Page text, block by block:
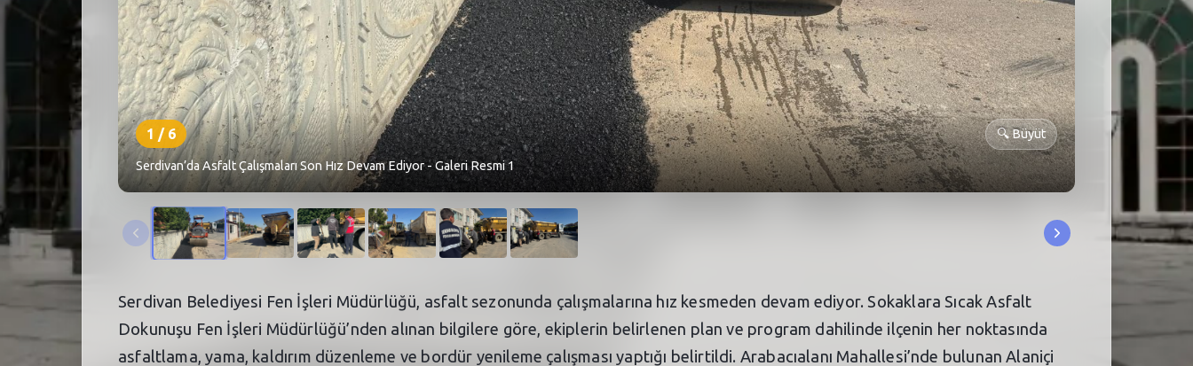
1 / 6 🔍Büyüt
Serdivan’da Asfalt Çalışmaları Son Hız Devam Ediyor - Galeri Resmi 1
Serdivan Belediyesi Fen İşleri Müdürlüğü, asfalt sezonunda çalışmalarına hız kesmeden devam ediyor. Sokaklara Sıcak Asfalt
Dokunuşu Fen İşleri Müdürlüğü’nden alınan bilgilere göre, ekiplerin belirlenen plan ve program dahilinde ilçenin her noktasında
asfaltlama, yama, kaldırım düzenleme ve bordür yenileme çalışması yaptığı belirtildi. Arabacıalanı Mahallesi’nde bulunan Alaniçi